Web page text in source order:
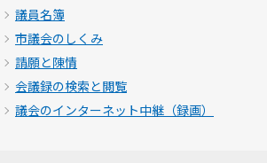
議員名簿
市議会のしくみ
請願と陳情
会議録の検索と閲覧
議会のインターネット中継（録画）